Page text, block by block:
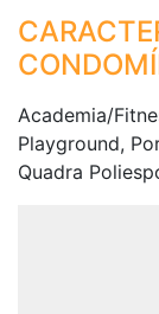
Academia/
Playground,
Quadra